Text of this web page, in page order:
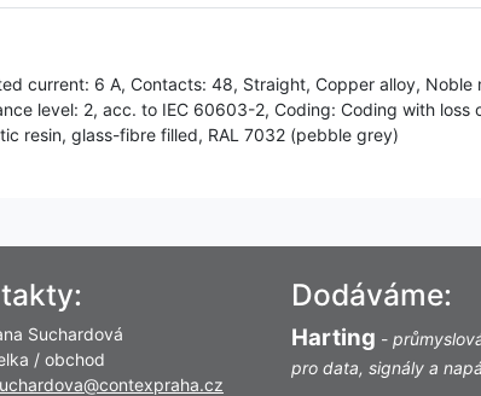
current: 6 A, Contacts: 48, Straight, Copper alloy, Noble
level: 2, acc. to IEC 60603-2, Coding: Coding with loss
resin, glass-fibre filled, RAL 7032 (pebble grey)
Suchardová
/ obchod
Dodáváme:
Harting -
pro data, signály a